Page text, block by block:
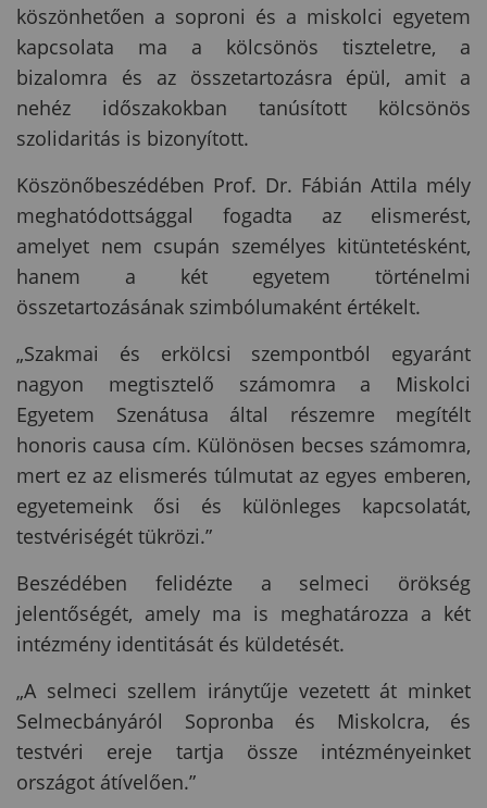
köszönhetően a soproni és a miskolci egyetem
kapcsolata ma a kölcsönös tiszteletre, a
bizalomra és az összetartozásra épül, amit a
nehéz időszakokban tanúsított kölcsönös
szolidaritás is bizonyított.
Köszönőbeszédében Prof. Dr. Fábián Attila mély
meghatódottsággal fogadta az elismerést,
amelyet nem csupán személyes kitüntetésként,
hanem a két egyetem történelmi
összetartozásának szimbólumaként értékelt.
„Szakmai és erkölcsi szempontból egyaránt
nagyon megtisztelő számomra a Miskolci
Egyetem Szenátusa által részemre megítélt
honoris causa cím. Különösen becses számomra,
mert ez az elismerés túlmutat az egyes emberen,
egyetemeink ősi és különleges kapcsolatát,
testvériségét tükrözi.”
Beszédében felidézte a selmeci örökség
jelentőségét, amely ma is meghatározza a két
intézmény identitását és küldetését.
„A selmeci szellem iránytűje vezetett át minket
Selmecbányáról Sopronba és Miskolcra, és
testvéri ereje tartja össze intézményeinket
országot átívelően.”